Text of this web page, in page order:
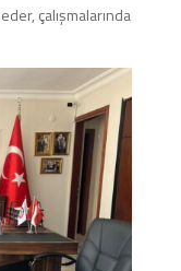
çalışmalarında